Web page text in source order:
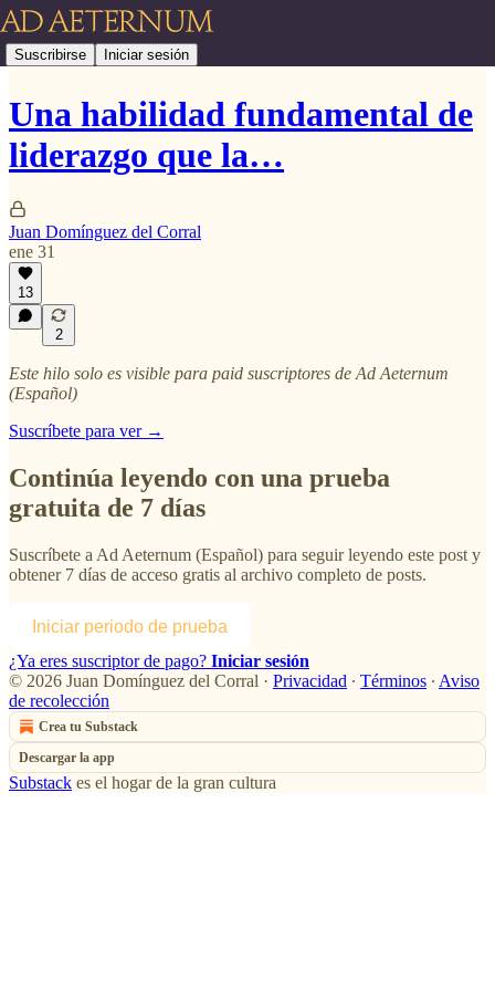
Suscribirse Iniciar sesión
Una habilidad fundamental de
liderazgo que la…
Juan Domínguez del Corral
ene 31
13
2
Este hilo solo es visible para paid suscriptores de Ad Aeternum
(Español)
Suscríbete para ver →
Continúa leyendo con una prueba
gratuita de 7 días
Suscríbete a Ad Aeternum (Español) para seguir leyendo este post y
obtener 7 días de acceso gratis al archivo completo de posts.
Iniciar periodo de prueba
¿Ya eres suscriptor de pago? Iniciar sesión
© 2026 Juan Domínguez del Corral · Privacidad ∙ Términos ∙ Aviso
de recolección
Crea tu Substack
Descargar la app
Substack es el hogar de la gran cultura